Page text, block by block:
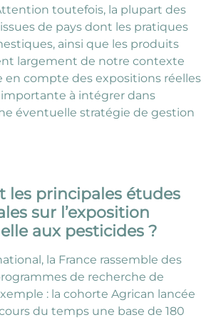
toutefois, la plupart des
de pays dont les pratiques
ainsi que les produits
largement de notre contexte
en compte des expositions réelles
importante à intégrer dans
éventuelle stratégie de gestion
les principales études
sur l’exposition
aux pesticides ?
la France rassemble des
de recherche de
: la cohorte Agrican lancée
du temps une base de 180